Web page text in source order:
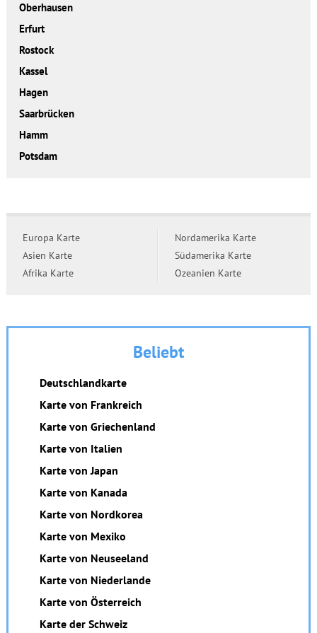
Oberhausen
Erfurt
Rostock
Kassel
Hagen
Saarbrücken
Hamm
Potsdam
Europa Karte
Asien Karte
Afrika Karte
Nordamerika Karte
Südamerika Karte
Ozeanien Karte
Beliebt
Deutschlandkarte
Karte von Frankreich
Karte von Griechenland
Karte von Italien
Karte von Japan
Karte von Kanada
Karte von Nordkorea
Karte von Mexiko
Karte von Neuseeland
Karte von Niederlande
Karte von Österreich
Karte der Schweiz